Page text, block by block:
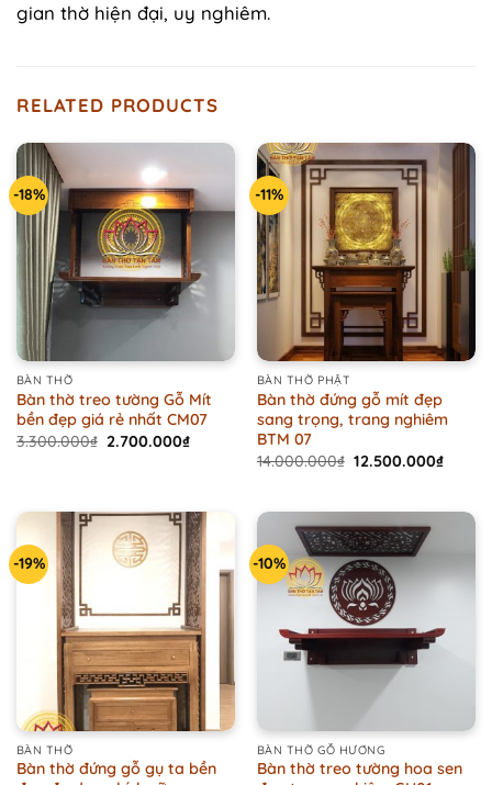
gian thờ hiện đại, uy nghiêm.
RELATED PRODUCTS
-18%
BÀN THỜ
Bàn thờ treo tường Gỗ Mít
bền đẹp giá rẻ nhất CM07
3.300.000₫ Original
2.700.000₫Current
-11%
BÀN THỜ PHẬT
Bàn thờ đứng gỗ mít đẹp
sang trọng, trang nghiêm
BTM 07
14.000.000₫ Original
12.500.000₫
-19%
BÀN THỜ
Bàn thờ đứng gỗ gụ ta bền
-10%
BÀN THỜ GỖ HƯƠNG
Bàn thờ treo tường hoa sen